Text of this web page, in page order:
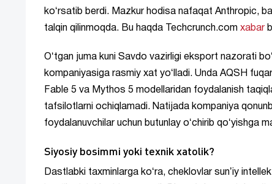
koʻrsatib berdi. Mazkur hodisa nafaqat Anthropic,
talqin qilinmoqda. Bu haqda Techcrunch.com xabar
Oʻtgan juma kuni Savdo vazirligi eksport nazorati
kompaniyasiga rasmiy xat yoʻlladi. Unda AQSH
Fable 5 va Mythos 5 modellaridan foydalanish
tafsilotlarni ochiqlamadi. Natijada kompaniya
foydalanuvchilar uchun butunlay oʻchirib qoʻyishga
Siyosiy bosimmi yoki texnik xatolik?
Dastlabki taxminlarga koʻra, cheklovlar sunʼiy